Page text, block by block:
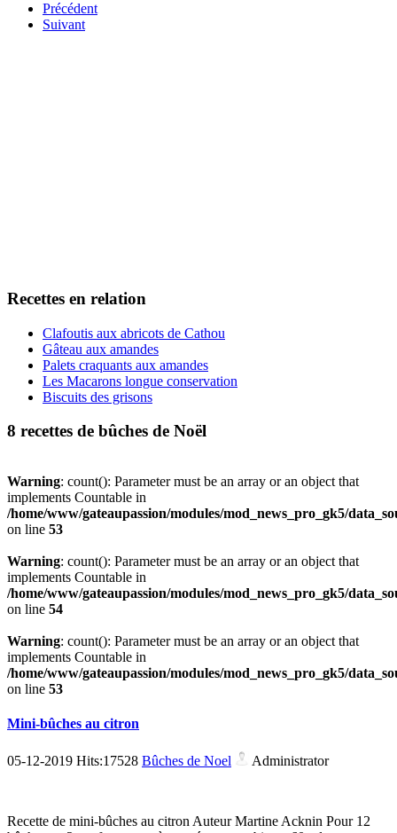
Précédent
Suivant
Recettes en relation
Clafoutis aux abricots de Cathou
Gâteau aux amandes
Palets craquants aux amandes
Les Macarons longue conservation
Biscuits des grisons
8 recettes de bûches de Noël
Warning: count(): Parameter must be an array or an object that
implements Countable in
/home/www/gateaupassion/modules/mod_news_pro_gk5/
on line 53
Warning: count(): Parameter must be an array or an object that
implements Countable in
/home/www/gateaupassion/modules/mod_news_pro_gk5/
on line 54
Warning: count(): Parameter must be an array or an object that
implements Countable in
/home/www/gateaupassion/modules/mod_news_pro_gk5/
on line 53
Mini-bûches au citron
05-12-2019 Hits:17528 Bûches de Noel Administrator
Recette de mini-bûches au citron Auteur Martine Acknin Pour 12